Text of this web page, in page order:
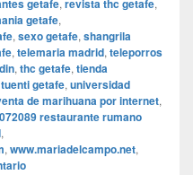
getafe, revista thc getafe,
getafe,
, sexo getafe, shangrila
, telemaria madrid, teleporros
, thc getafe, tienda
tuenti getafe, universidad
de marihuana por internet,
restaurante rumano
,
, www.mariadelcampo.net,